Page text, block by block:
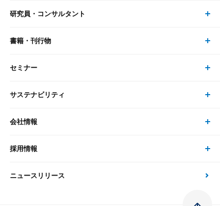
リサーチ
大和総研の強み
先端テクノロジーに基づく新たな価値の創出
レポート・コラム トップ
最新のレポート・コラム
政策分析
研究員・コンサルタント
研究員・コンサルタント トップ
研究員
書籍・刊行物
書籍・刊行物 トップ
書籍
セミナー
セミナー トップ
現在受付中のセミナー・イベント
サステナビリティ
サステナビリティの取り組み
次世代社会への貢献
会社情報
会社情報 トップ
会社概要・役員一覧
採用情報
採用情報 トップ
ニュースリリース